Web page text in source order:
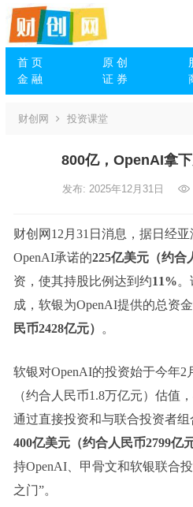
首 页 原 创
金 融
证 券
财创网 投资课堂
800亿，OpenAI拿
发布: 2025年12月31日
财创网12月31日消息，据日经
OpenAI承诺的225亿美元（约合
资，使其持股比例达到约11%
成，软银为OpenAI提供的总资
民币2428亿元）
。
软银对OpenAI的投资始于今年2
（约合人民币1.8万亿元）估值
通过直接投资和与联合投资者
400亿美元（约合人民币2799亿元
持OpenAI、甲骨文和软银联合
之门”。